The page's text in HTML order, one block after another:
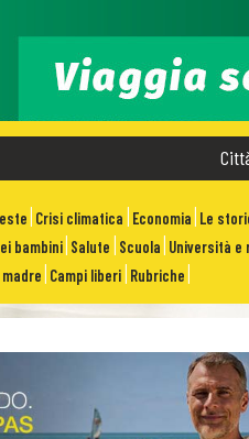
Crisi climatica Economia Le
bambini Salute Scuola Università e
Campi liberi Rubriche